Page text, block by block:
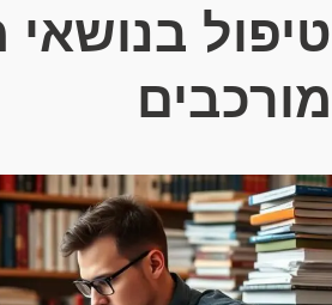
טיפול
מורכבים